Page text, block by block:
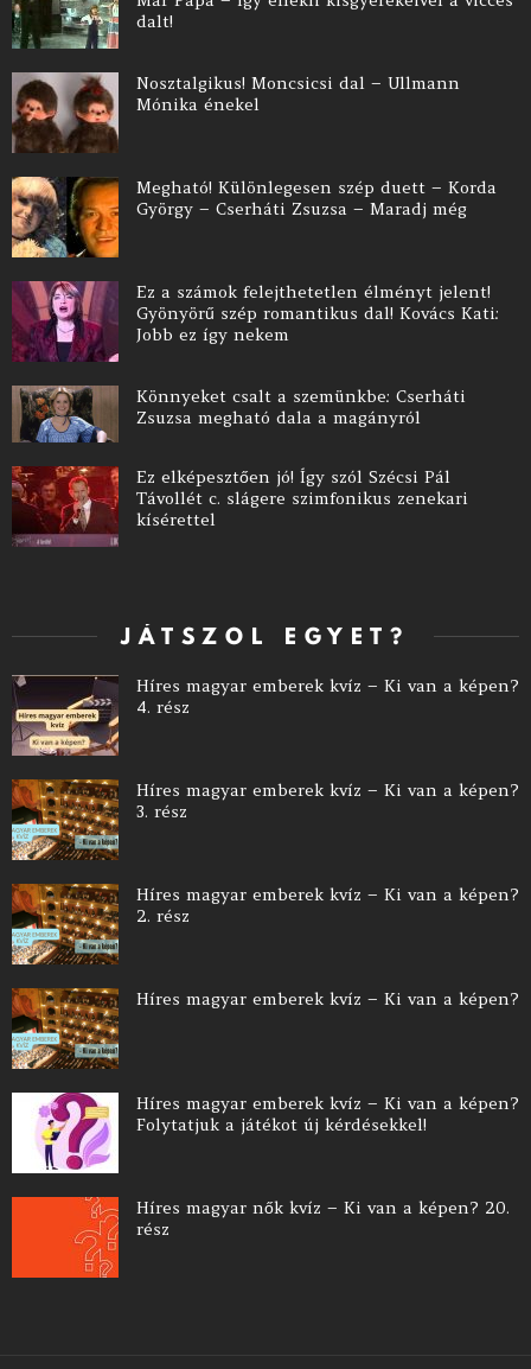
dalt!
Nosztalgikus! Moncsicsi dal – Ullmann
Mónika énekel
Megható! Különlegesen szép duett – Korda
György – Cserháti Zsuzsa – Maradj még
Ez a számok felejthetetlen élményt jelent!
Gyönyörű szép romantikus dal! Kovács Kati:
Jobb ez így nekem
Könnyeket csalt a szemünkbe: Cserháti
Zsuzsa megható dala a magányról
Ez elképesztően jó! Így szól Szécsi Pál
Távollét c. slágere szimfonikus zenekari
kísérettel
JÁTSZOL EGYET?
Híres magyar emberek kvíz – Ki van a képen?
4. rész
Híres magyar emberek kvíz – Ki van a képen?
3. rész
Híres magyar emberek kvíz – Ki van a képen?
2. rész
Híres magyar emberek kvíz – Ki van a képen?
Híres magyar emberek kvíz – Ki van a képen?
Folytatjuk a játékot új kérdésekkel!
Híres magyar nők kvíz – Ki van a képen? 20.
rész